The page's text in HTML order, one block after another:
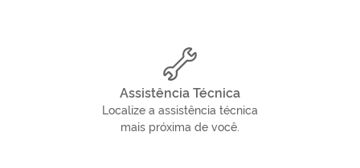
Assistência Técnica
Localize a assistência técnica
mais próxima de você.